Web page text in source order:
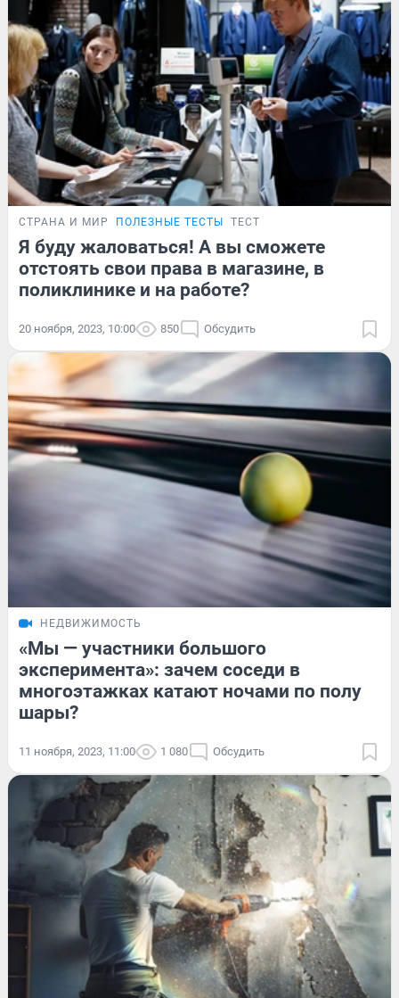
СТРАНА И МИР ПОЛЕЗНЫЕ ТЕСТЫ ТЕСТ
Я буду жаловаться! А вы сможете
отстоять свои права в магазине, в
поликлинике и на работе?
20 ноября, 2023, 10:00 850 Обсудить
НЕДВИЖИМОСТЬ
«Мы — участники большого
эксперимента»: зачем соседи в
многоэтажках катают ночами по полу
шары?
11 ноября, 2023, 11:00 1 080 Обсудить